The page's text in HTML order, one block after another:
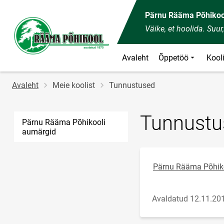
Pärnu Rääma
Väike, et hoolida.
Avaleht Õppetöö
Jälglink
Avaleht Meie koolist Tunnustused
Pärnu Rääma Põhikooli
aumärgid
Pärnu Rääma
Avaldatud